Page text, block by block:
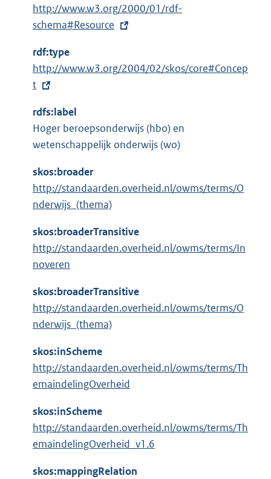
E
x
e
r
n
l
k
:
http://www.w3.org/2000/01/rdf-
schema#Resource
rdf:type
E
x
e
r
n
l
k
:
http://www.w3.org/2004/02/skos/core#Concep
t
rdfs:label
Hoger beroepsonderwijs (hbo) en
wetenschappelijk onderwijs (wo)
skos:broader
http://standaarden.overheid.nl/owms/terms/O
nderwijs_(thema)
skos:broaderTransitive
http://standaarden.overheid.nl/owms/terms/In
noveren
skos:broaderTransitive
http://standaarden.overheid.nl/owms/terms/O
nderwijs_(thema)
skos:inScheme
http://standaarden.overheid.nl/owms/terms/Th
emaindelingOverheid
skos:inScheme
http://standaarden.overheid.nl/owms/terms/Th
emaindelingOverheid_v1.6
skos:mappingRelation